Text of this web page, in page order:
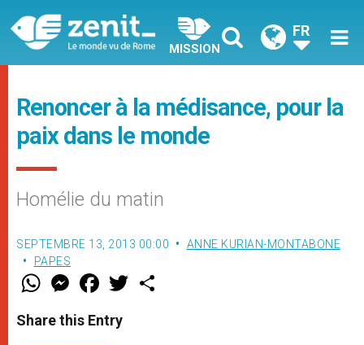
MISSION
FR
Renoncer à la médisance, pour la
paix dans le monde
Homélie du matin
SEPTEMBRE 13, 2013 00:00
ANNE KURIAN-MONTABONE
PAPES
W
t
s
M
e
s
e
F
a
e
b
w
Share this Entry